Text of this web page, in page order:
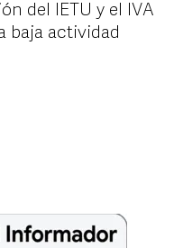
del IETU y el IVA
baja actividad